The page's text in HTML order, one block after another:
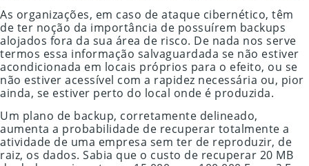
As organizações, em caso de ataque cibernético, têm
de ter noção da importância de possuírem backups
alojados fora da sua área de risco. De nada nos serve
termos essa informação salvaguardada se não estiver
acondicionada em locais próprios para o efeito, ou se
não estiver acessível com a rapidez necessária ou, pior
ainda, se estiver perto do local onde é produzida.
Um plano de backup, corretamente delineado,
aumenta a probabilidade de recuperar totalmente a
atividade de uma empresa sem ter de reproduzir, de
raiz, os dados. Sabia que o custo de recuperar 20 MB